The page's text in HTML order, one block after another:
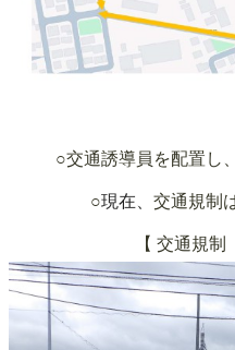
○交通誘導員を配置し
○現在、 交通規制
【 交通規制